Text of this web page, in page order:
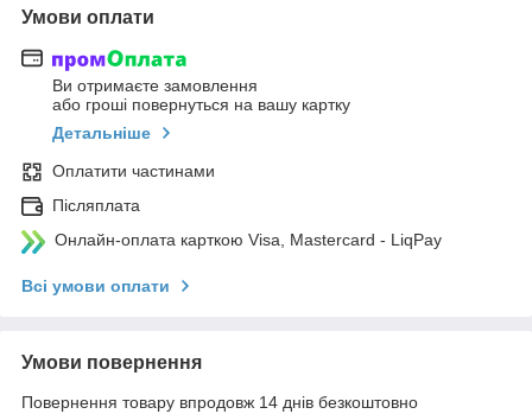
Умови оплати
Ви отримаєте замовлення
або гроші повернуться на вашу картку
Детальніше
Оплатити частинами
Післяплата
Онлайн-оплата карткою Visa, Mastercard - LiqPay
Всі умови оплати
Умови повернення
Повернення товару впродовж 14 днів безкоштовно